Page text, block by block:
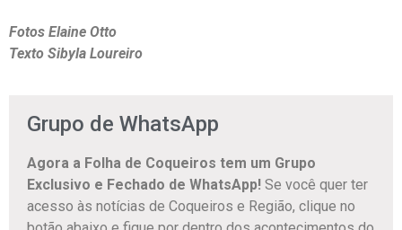
Fotos Elaine Otto
Texto Sibyla Loureiro
Grupo de WhatsApp
Agora a Folha de Coqueiros tem um Grupo
Exclusivo e Fechado de WhatsApp! Se você quer ter
acesso às notícias de Coqueiros e Região, clique no